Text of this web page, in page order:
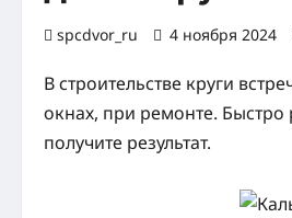
spcdvor_ru 4 ноября 2024
В строительстве круги
окнах, при ремонте. Быстро
получите результат.